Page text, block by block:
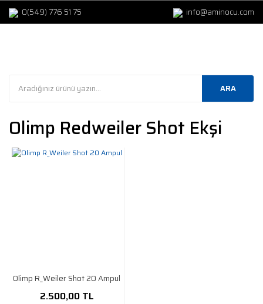
0(549) 776 51 75 info@aminocu.com
ARA
Olimp Redweiler Shot Ekşi
Olimp R_Weiler Shot 20 Ampul
2.500,00 TL